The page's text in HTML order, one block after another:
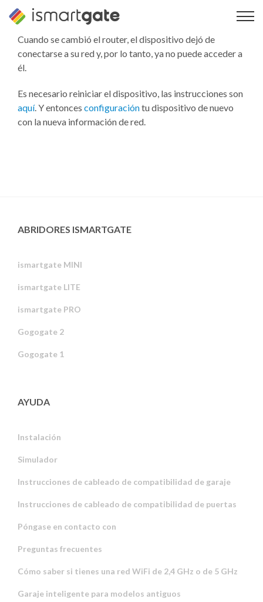
contenidoCuando se cambió el router, el dispositivo dejó de
conectarse a su red y, por lo tanto, ya no puede acceder a
él.
Es necesario reiniciar el dispositivo, las instrucciones son
aquí. Y entonces configuracióntu dispositivo de nuevo
con la nueva información de red.
ABRIDORES ISMARTGATE
ismartgate MINI
ismartgate LITE
ismartgate PRO
Gogogate 2
Gogogate 1
AYUDA
Instalación
Simulador
Instrucciones de cableado de compatibilidad de garaje
Instrucciones de cableado de compatibilidad de puertas
Póngase en contacto con
Preguntas frecuentes
Cómo saber si tienes una red WiFi de 2,4 GHz o de 5 GHz
Garaje inteligente para modelos antiguos